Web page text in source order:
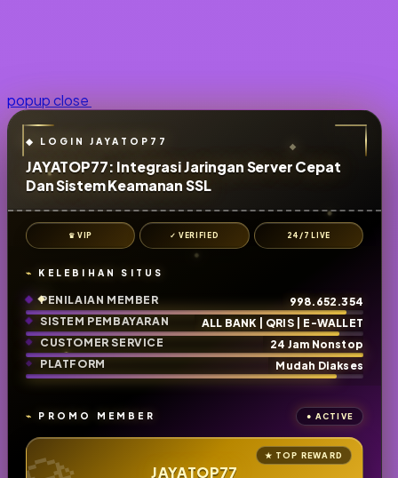
popup close
JAYATOP77: Integrasi Jaringan Server Cepat
Dan Sistem Keamanan SSL
♛ VIP ✓ VERIFIED 24/7 LIVE
KELEBIHAN SITUS
PENILAIAN MEMBER
998.652.354
SISTEM PEMBAYARAN
ALL BANK | QRIS | E-WALLET
CUSTOMER SERVICE
24 Jam Nonstop
PLATFORM
Mudah Diakses
PROMO MEMBER
JAYATOP77